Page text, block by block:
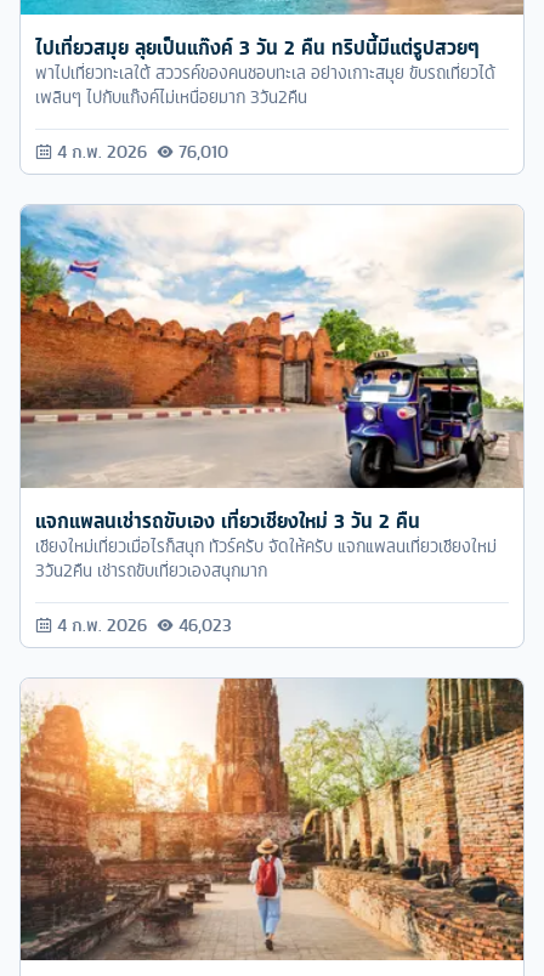
ไปเที่ยวสมุย ลุยเป็นแก๊งค์ 3 วัน 2 คืน ทริปนี้มีแต่รูปสวยๆ
พาไปเที่ยวทะเลใต้ สววรค์ของคนชอบทะเล อย่างเกาะสมุย ขับรถเที่ยวได้
เพลินๆ ไปกับแก๊งค์ไม่เหนื่อยมาก 3วัน2คืน
4 ก.พ. 2026 76,010
แจกแพลนเช่ารถขับเอง เที่ยวเชียงใหม่ 3 วัน 2 คืน
เชียงใหม่เที่ยวเมื่อไรก็สนุก ทัวร์ครับ จัดให้ครับ แจกแพลนเที่ยวเชียงใหม่
3วัน2คืน เช่ารถขับเที่ยวเองสนุกมาก
4 ก.พ. 2026 46,023